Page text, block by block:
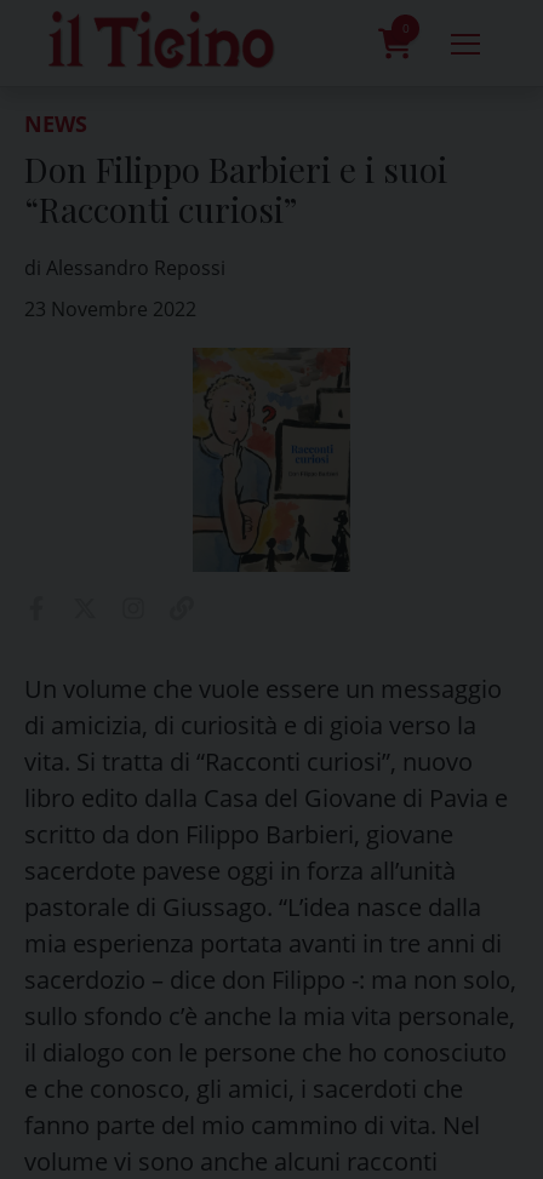
content
0
NEWS
Don Filippo Barbieri e i suoi
“Racconti curiosi”
di Alessandro Repossi
23 Novembre 2022
Un volume che vuole essere un messaggio
di amicizia, di curiosità e di gioia verso la
vita. Si tratta di “Racconti curiosi”, nuovo
libro edito dalla Casa del Giovane di Pavia e
scritto da don Filippo Barbieri, giovane
sacerdote pavese oggi in forza all’unità
pastorale di Giussago. “L’idea nasce dalla
mia esperienza portata avanti in tre anni di
sacerdozio – dice don Filippo -: ma non solo,
sullo sfondo c’è anche la mia vita personale,
il dialogo con le persone che ho conosciuto
e che conosco, gli amici, i sacerdoti che
fanno parte del mio cammino di vita. Nel
volume vi sono anche alcuni racconti